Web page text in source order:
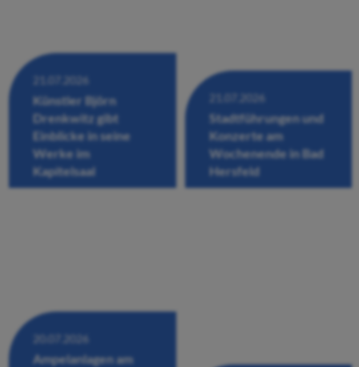
21.07.2026
Künstler Björn
Drenkwitz gibt
Einblicke in seine
Werke im
Kapitelsaal
21.07.2026
Stadtführungen und
Konzerte am
Wochenende in Bad
Hersfeld
20.07.2026
Ampelanlagen am